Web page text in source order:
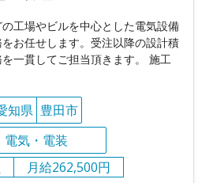
工場やビルを中心とした電気設備
お任せします。受注以降の設計積
一貫してご担当頂きます。 施工
知県 豊田市
電気・電装
月給262,500円